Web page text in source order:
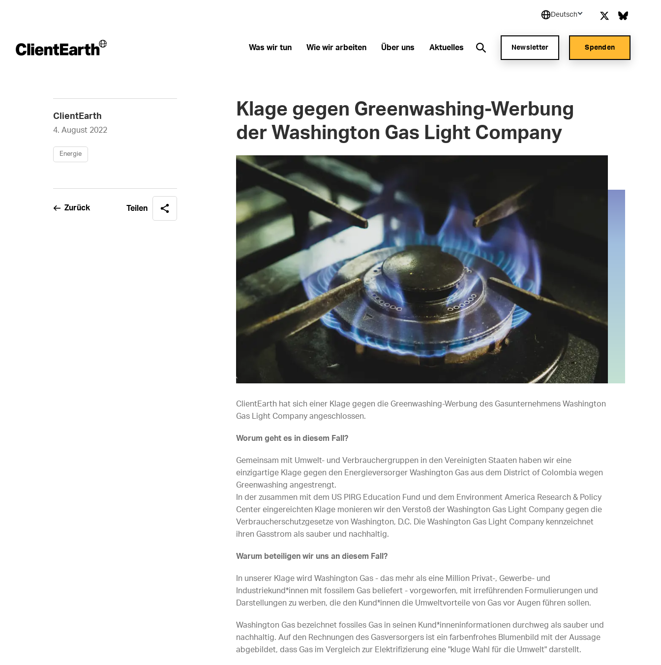
Deutsch
Was wir tun Wie wir arbeiten Über uns Aktuelles Newsletter Spenden
ClientEarth
4. August 2022
Energie
Zurück Teilen
Klage gegen Greenwashing-Werbung
der Washington Gas Light Company
ClientEarth hat sich einer Klage gegen die Greenwashing-Werbung des Gasunternehmens Washington
Gas Light Company angeschlossen.
Worum geht es in diesem Fall?
Gemeinsam mit Umwelt- und Verbrauchergruppen in den Vereinigten Staaten haben wir eine
einzigartige Klage gegen den Energieversorger Washington Gas aus dem District of Colombia wegen
Greenwashing angestrengt.
In der zusammen mit dem US PIRG Education Fund und dem Environment America Research & Policy
Center eingereichten Klage monieren wir den Verstoß der Washington Gas Light Company gegen die
Verbraucherschutzgesetze von Washington, D.C. Die Washington Gas Light Company kennzeichnet
ihren Gasstrom als sauber und nachhaltig.
Warum beteiligen wir uns an diesem Fall?
In unserer Klage wird Washington Gas - das mehr als eine Million Privat-, Gewerbe- und
Industriekund*innen mit fossilem Gas beliefert - vorgeworfen, mit irreführenden Formulierungen und
Darstellungen zu werben, die den Kund*innen die Umweltvorteile von Gas vor Augen führen sollen.
Washington Gas bezeichnet fossiles Gas in seinen Kund*inneninformationen durchweg als sauber und
nachhaltig. Auf den Rechnungen des Gasversorgers ist ein farbenfrohes Blumenbild mit der Aussage
abgebildet, dass Gas im Vergleich zur Elektrifizierung eine "kluge Wahl für die Umwelt" darstellt.